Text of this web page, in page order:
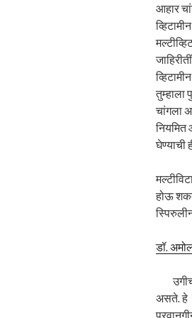
आहार
तुम्हाला
चांगला
नियमित
घेण्याची
होऊ
डॉ.
उगीचच
असते. हे